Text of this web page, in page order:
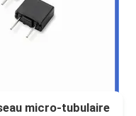
micro-tubulaire